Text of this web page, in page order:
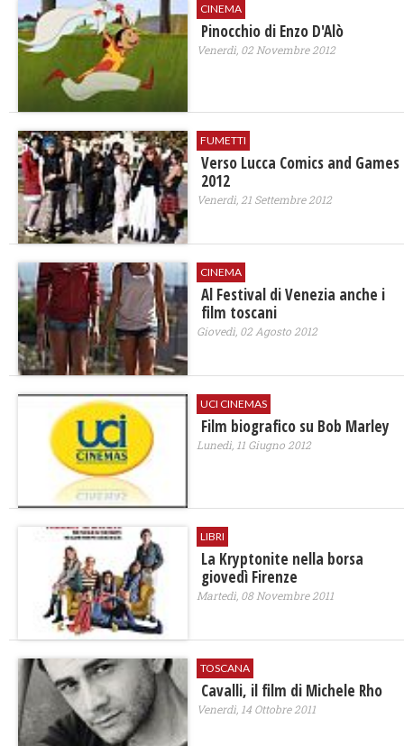
CINEMA
Pinocchio di Enzo D'Alò
Venerdì, 02 Novembre 2012
FUMETTI
Verso Lucca Comics and Games
2012
Venerdì, 21 Settembre 2012
CINEMA
Al Festival di Venezia anche i
film toscani
Giovedì, 02 Agosto 2012
UCI CINEMAS
Film biografico su Bob Marley
Lunedì, 11 Giugno 2012
LIBRI
La Kryptonite nella borsa
giovedì Firenze
Martedì, 08 Novembre 2011
TOSCANA
Cavalli, il film di Michele Rho
Venerdì, 14 Ottobre 2011